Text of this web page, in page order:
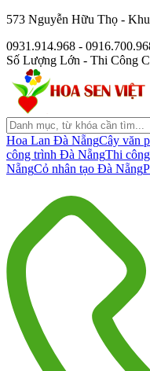
573 Nguyễn Hữu Thọ -
0931.914.968 -
Số Lượng Lớn - Thi Công
Hoa Lan Đà NẵngCây văn
công trình Đà NẵngThi
NẵngCỏ nhân tạo Đà Nẵng